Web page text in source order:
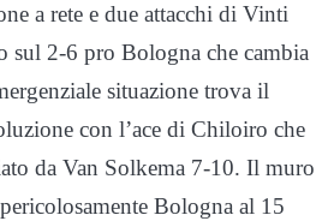
a rete e due attacchi di Vinti
sul 2-6 pro Bologna che cambia
situazione trova il
con l’ace di Chiloiro che
da Van Solkema 7-10. Il muro
Bologna al 15